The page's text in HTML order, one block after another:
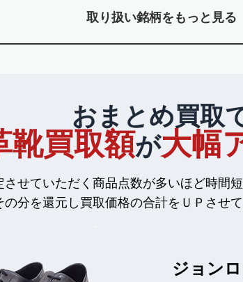
取り扱い銘柄をもっと見る
おまとめ買取
靴買取額が大幅
させていただく商品点数が多いほど時間
の分を還元し買取価格の合計をＵＰさせ
ジョン